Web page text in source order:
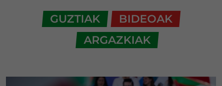
GUZTIAK
BIDEOAK
ARGAZKIAK